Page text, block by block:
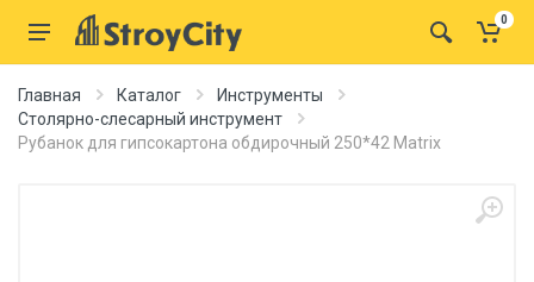
0
Главная Каталог
Инструменты
Столярно-слесарный инструмент
Рубанок для гипсокартона обдирочный 250*42 Matrix